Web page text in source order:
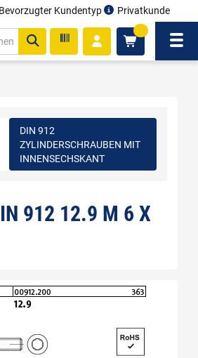
Bevorzugter Kundentyp Privatkunde
DIN 912
ZYLINDERSCHRAUBEN MIT
INNENSECHSKANT
912 12.9 M 6 X